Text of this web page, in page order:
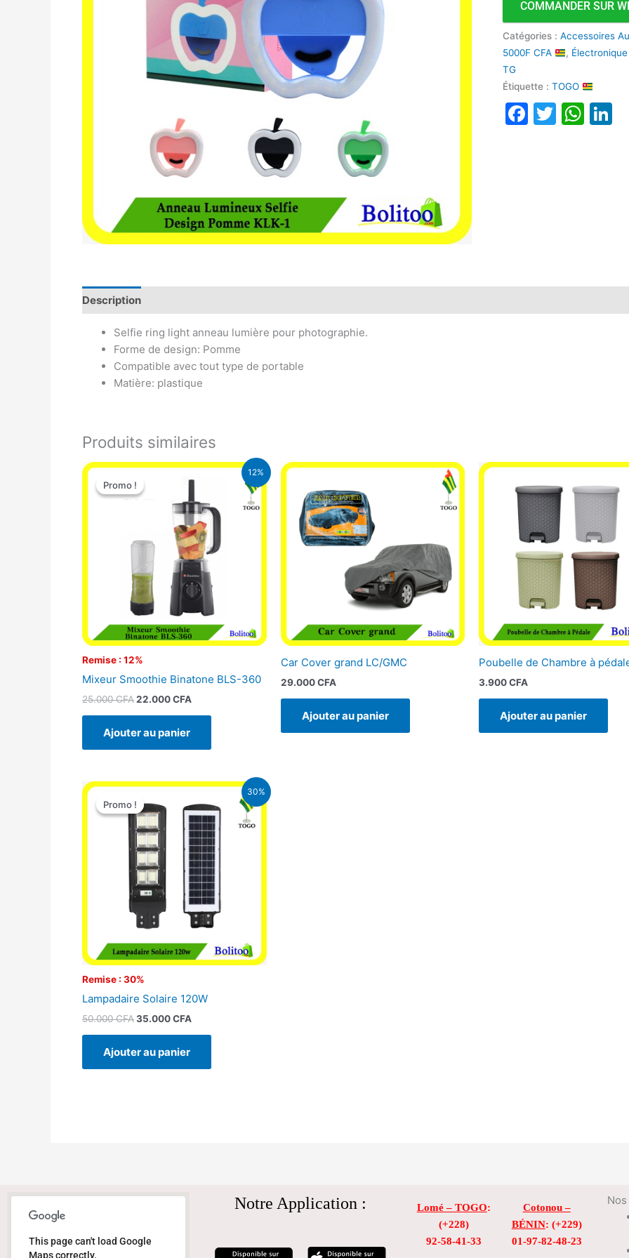
COMMANDER SUR
Catégories :Accessoires
5000F CFA
,
TG
Étiquette :TOGO
Facebook
Twitter
Description
Selfie ring light anneau lumière pour photographie.
Forme de design: Pomme
Compatible avec tout type de portable
Matière: plastique
Produits similaires
12%
Promo !
Remise : 12%
Promo !
Mixeur Smoothie Binatone BLS-360
25.000CFA
Le
initial
25.000 CFA.
22.000CFA
Le
prix
est :
22.000 CFA.
Ajouter au panier
Car Cover grand LC/GMC
29.000CFA
Ajouter au panier
Poubelle de Chambre à
3.900CFA
Ajouter au panier
30%
Promo !
Remise : 30%
Promo !
Lampadaire Solaire 120W
50.000CFA
Le
initial
était :
50.000 CFA.
35.000CFA
Le
actuel
est :
35.000 CFA.
Ajouter au panier
This page can't load Google
Maps correctly.
Notre Application : Lomé – TOGO:
(+228)
92-58-41-33
Cotonou –
BÉNIN: (+229)
01-97-82-48-23